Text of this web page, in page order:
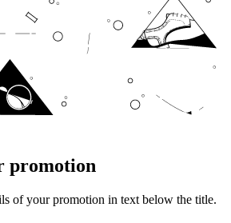
promotion
of your promotion in text below the title.